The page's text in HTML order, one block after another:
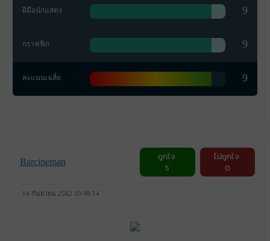
ฝีมือนักแสดง 9
กราฟฟิก 9
คะแนนเฉลี่ย 9
Barcineman
ถูกใจ
5
ไม่ถูกใจ
0
14 กันยายน 2562 10:49:14